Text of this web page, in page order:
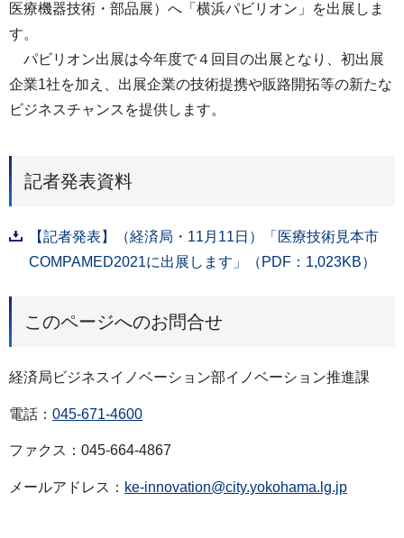
医療機器技術・部品展）へ「横浜パビリオン」を出展しま
す。
パビリオン出展は今年度で４回目の出展となり、初出展
企業1社を加え、出展企業の技術提携や販路開拓等の新たな
ビジネスチャンスを提供します。
記者発表資料
【記者発表】（経済局・11月11日）「医療技術見本市
COMPAMED2021に出展します」（PDF：1,023KB）
このページへのお問合せ
経済局ビジネスイノベーション部イノベーション推進課
電話： 045-671-4600
ファクス：045-664-4867
メールアドレス： ke-innovation@city.yokohama.lg.jp